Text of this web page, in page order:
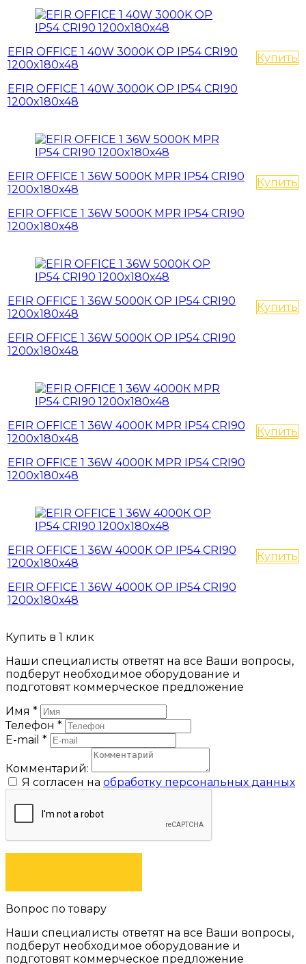
EFIR OFFICE 1 40W 3000K OP IP54 CRI90
1200x180x48
EFIR OFFICE 1 40W 3000K OP IP54 CRI90
1200x180x48
Купить
EFIR OFFICE 1 36W 5000К MPR IP54 CRI90
1200x180x48
EFIR OFFICE 1 36W 5000К MPR IP54 CRI90
1200x180x48
Купить
EFIR OFFICE 1 36W 5000К OP IP54 CRI90
1200x180x48
EFIR OFFICE 1 36W 5000К OP IP54 CRI90
1200x180x48
Купить
EFIR OFFICE 1 36W 4000К MPR IP54 CRI90
1200x180x48
EFIR OFFICE 1 36W 4000К MPR IP54 CRI90
1200x180x48
Купить
EFIR OFFICE 1 36W 4000К OP IP54 CRI90
1200x180x48
EFIR OFFICE 1 36W 4000К OP IP54 CRI90
1200x180x48
Купить
Купить в 1 клик
Наши специалисты ответят на все Ваши вопросы,
подберут необходимое оборудование и
подготовят коммерческое предложение
Имя *
Телефон *
E-mail *
Комментарий:
Я согласен на обработку персональных данных
Вопрос по товару
Наши специалисты ответят на все Ваши вопросы,
подберут необходимое оборудование и
подготовят коммерческое предложение